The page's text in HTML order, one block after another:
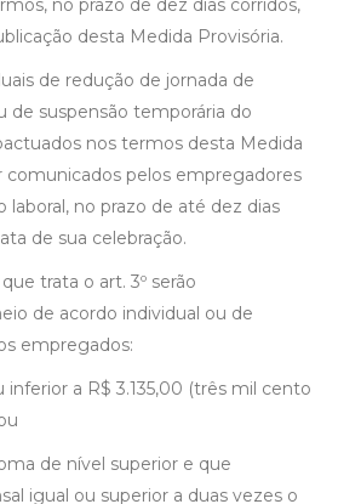
no prazo de dez dias corridos,
desta Medida Provisória.
de redução de jornada de
de suspensão temporária do
nos termos desta Medida
comunicados pelos empregadores
laboral, no prazo de até dez dias
de sua celebração.
trata o art. 3º serão
de acordo individual ou de
empregados:
inferior a R$ 3.135,00 (três mil cento
de nível superior e que
igual ou superior a duas vezes o